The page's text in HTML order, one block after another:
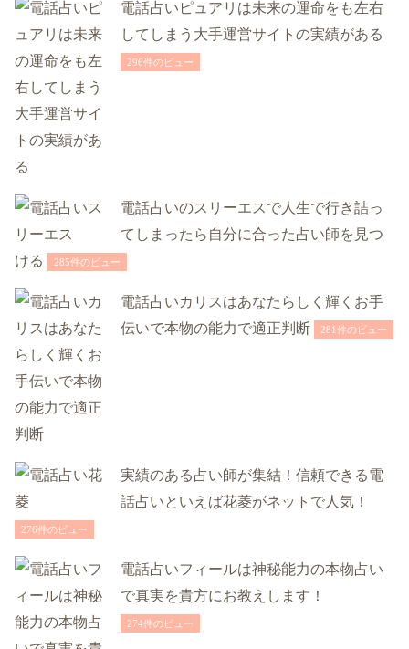
電話占いピュアリは未来の運命をも左右
してしまう大手運営サイトの実績がある
296件のビュー
電話占いのスリーエスで人生で行き詰っ
てしまったら自分に合った占い師を見つ
ける
285件のビュー
電話占いカリスはあなたらしく輝くお手
伝いで本物の能力で適正判断
281件のビュー
実績のある占い師が集結！信頼できる電
話占いといえば花菱がネットで人気！
276件のビュー
電話占いフィールは神秘能力の本物占い
で真実を貴方にお教えします！
274件のビュー